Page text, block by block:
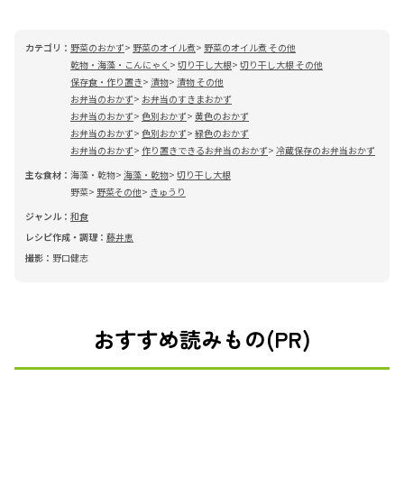
カテゴリ： 野菜のおかず 野菜のオイル煮
野菜のオイル煮 その他
乾物・海藻・こんにゃく
切り干し大根 切り干し大根 その他
保存食・作り置き
漬物 漬物 その他
お弁当のおかず
お弁当のすきまおかず
お弁当のおかず 色別おかず 黄色のおかず
お弁当のおかず 色別おかず 緑色のおかず
お弁当のおかず 作り置きできるお弁当のおかず 冷蔵保存のお弁当おかず
主な食材： 海藻・乾物 海藻・乾物 切り干し大根
野菜
野菜その他
きゅうり
ジャンル： 和食
レシピ作成・調理： 藤井恵
撮影： 野口健志
おすすめ読みもの(PR)